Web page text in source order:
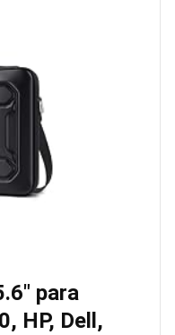
para
HP, Dell,